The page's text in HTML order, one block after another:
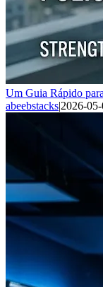
Um Guia Rápido
abeebstacks|2026-